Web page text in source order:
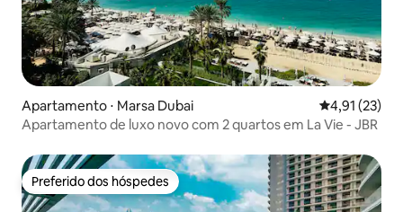
Apartamento ⋅ Marsa Dubai 4,91 de uma
4,91 (23)
Apartamento de luxo novo com 2 quartos em La Vie - JBR
Preferido dos hóspedes
Preferido dos hóspedes